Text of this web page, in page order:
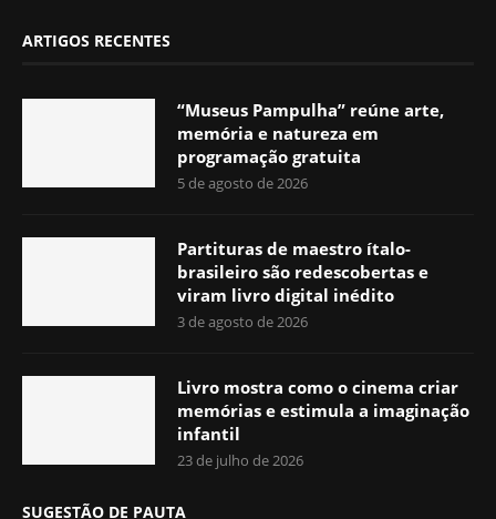
ARTIGOS RECENTES
“Museus Pampulha” reúne arte,
memória e natureza em
programação gratuita
5 de agosto de 2026
Partituras de maestro ítalo-
brasileiro são redescobertas e
viram livro digital inédito
3 de agosto de 2026
Livro mostra como o cinema criar
memórias e estimula a imaginação
infantil
23 de julho de 2026
SUGESTÃO DE PAUTA